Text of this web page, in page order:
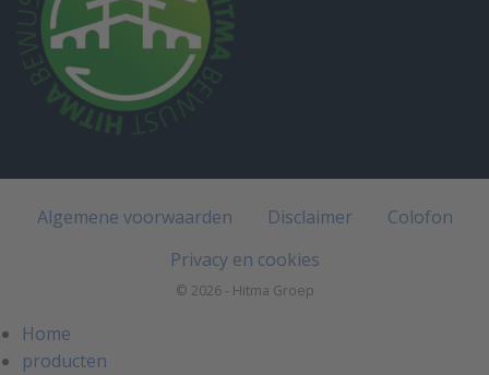
Algemene voorwaarden Disclaimer
Colofon
Privacy en cookies
© 2026 - Hitma Groep
Home
producten